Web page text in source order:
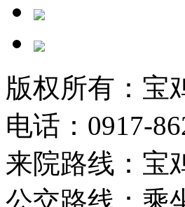
版权所有：宝
电话：0917-
来院路线：宝